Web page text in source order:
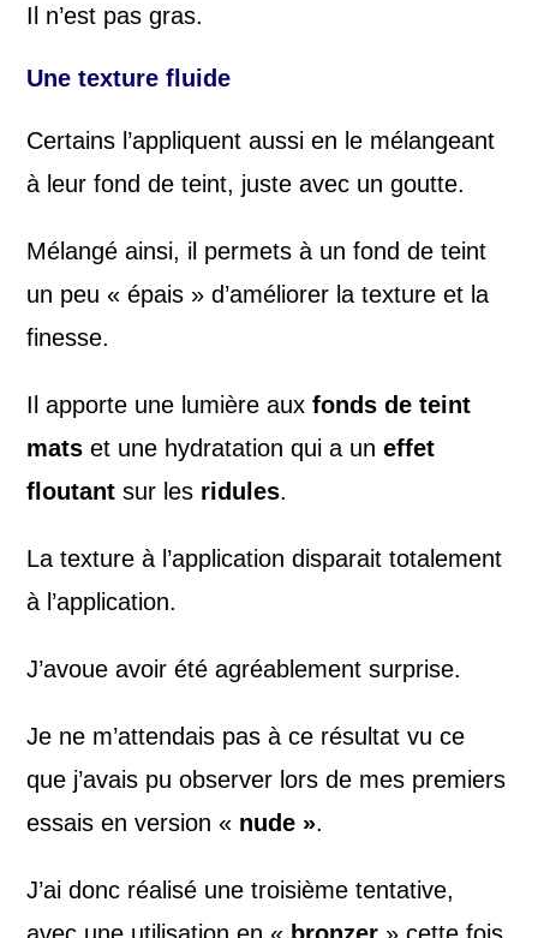
Il n’est pas gras.
Une texture fluide
Certains l’appliquent aussi en le mélangeant
à leur fond de teint, juste avec un goutte.
Mélangé ainsi, il permets à un fond de teint
un peu « épais » d’améliorer la texture et la
finesse.
Il apporte une lumière auxfonds de teint
matset une hydratation qui a uneffet
floutantsur les ridules.
La texture à l’application disparait totalement
à l’application.
J’avoue avoir été agréablement surprise.
Je ne m’attendais pas à ce résultat vu ce
que j’avais pu observer lors de mes premiers
essais en version « nude ».
J’ai donc réalisé une troisième tentative,
avec une utilisation en « bronzer » cette fois